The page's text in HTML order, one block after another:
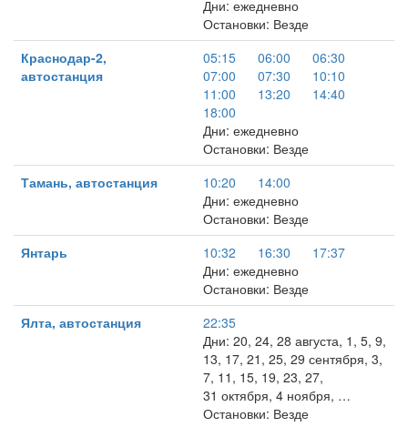
Дни: ежедневно
Остановки: Везде
Краснодар-2,
автостанция
05:15 06:00
06:30
07:00
07:30
10:10
11:00
13:20
14:40
18:00
Дни: ежедневно
Остановки: Везде
Тамань, автостанция
10:20
14:00
Дни: ежедневно
Остановки: Везде
Янтарь
10:32 16:30
17:37
Дни: ежедневно
Остановки: Везде
Ялта, автостанция
22:35
Дни: 20, 24, 28 августа, 1, 5, 9,
13, 17, 21, 25, 29 сентября, 3,
7, 11, 15, 19, 23, 27,
31 октября, 4 ноября, …
Остановки: Везде